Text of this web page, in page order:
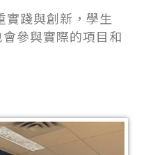
踐與創新，學生
參與實際的項目和